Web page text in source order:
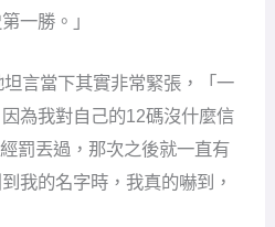
一勝。」
言當下其實非常緊張，「一
為我對自己的12碼沒什麼信
罰丟過，那次之後就一直有
我的名字時，我真的嚇到，